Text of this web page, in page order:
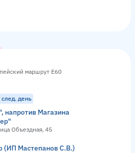
маршрут Е60
день
напротив Магазина
Объездная, 45
(ИП Мастепанов С.В.)